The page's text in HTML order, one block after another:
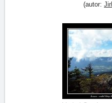
(autor: